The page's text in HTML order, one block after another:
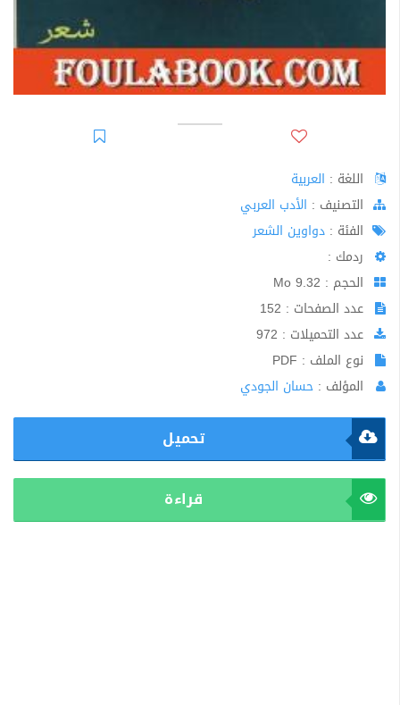
اللغة : العربية
اﻟﺘﺼﻨﻴﻒ : الأدب العربي
الفئة : دواوين الشعر
ردمك :
الحجم : 9.32 Mo
عدد الصفحات : 152
عدد التحميلات : 972
نوع الملف : PDF
المؤلف : حسان الجودي
تحميل
قراءة